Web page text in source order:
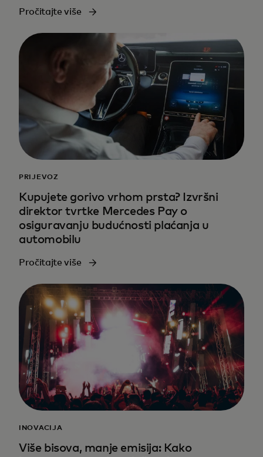
Pročitajte više
PRIJEVOZ
Kupujete gorivo vrhom prsta? Izvršni
direktor tvrtke Mercedes Pay o
osiguravanju budućnosti plaćanja u
automobilu
Pročitajte više
INOVACIJA
Više bisova, manje emisija: Kako